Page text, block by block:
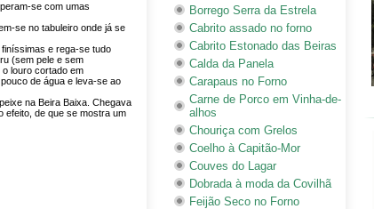
se com umas
se no tabuleiro onde já se
e rega-se tudo
(sem pele e sem
louro cortado em
de água e leva-se ao
na Beira Baixa. Chegava
efeito, de que se mostra um
Borrego Serra da Estrela
Cabrito assado no forno
Cabrito Estonado das Beiras
Calda da Panela
Carapaus no Forno
Carne de Porco em Vinha-de-
alhos
Chouriça com Grelos
Coelho à Capitão-Mor
Couves do Lagar
Dobrada à moda da Covilhã
Feijão Seco no Forno